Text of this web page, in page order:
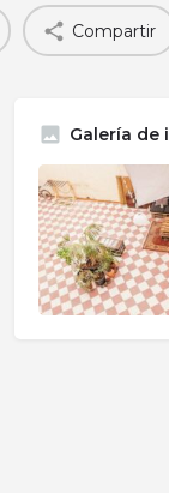
Compartir
Galería de